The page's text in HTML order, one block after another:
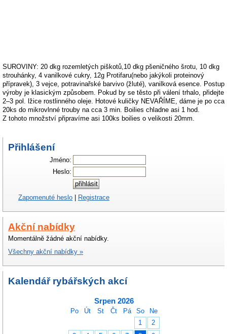
SUROVINY: 20 dkg rozemletých piškotů,10 dkg pšeničného šrotu, 10 dkg
strouhánky, 4 vanilkové cukry, 12g Protifaru(nebo jakýkoli proteinový
přípravek), 3 vejce, potravinařské barvivo (žluté), vanilková esence. Postup
výroby je klasickým způsobem. Pokud by se těsto při válení trhalo, přidejte
2–3 pol. lžice rostlinného oleje. Hotové kuličky NEVAŘÍME, dáme je po cca
20ks do mikrovlnné trouby na cca 3 min. Boilies chladne asi 1 hod.
Z tohoto množství připravíme asi 100ks boilies o velikosti 20mm.
Přihlášení
Jméno:
Heslo:
Zapomenuté heslo | Registrace
Akční nabídky
Momentálně žádné akční nabídky.
Všechny akční nabídky »
Kalendář rybářských akcí
Srpen 2026
Po Út St Čt Pá So
Ne
1
2